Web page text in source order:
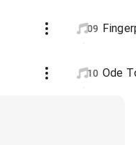
09
10 Ode